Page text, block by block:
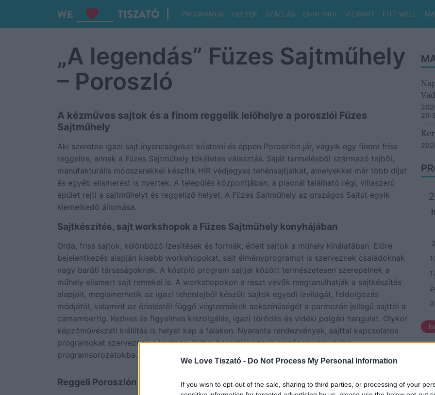
We Love Tiszató - Do Not Process My Personal Information
If you wish to opt-out of the sale, sharing to third parties, or processing of your
PROGRAMOK HELYEK SZÁLLÁS ENNI-INNI VIZ/PART FITT-WELL
„A legendás” Füzes Sajtműhely
– Poroszló
A kézműves sajtok és a finom reggelik lelőhelye a poroszlói Füzes
Sajtműhely
Aki szeretne igazi sajt ínyencségeket kóstolni és éppen Poroszlón jár, vágyik egy finom friss
reggelire, annak a Füzes Sajtműhely tökéletes választás. Saját termelésből származó tejből,
manufakturális módszerekkel készítik HÍR védjegyes tehénsajtjaikat, amelyekkel már több díjat
és egyéb elismerést is nyertek. A település központjában, a piacnál található régi, villaszerű
épület rejti a sajtműhelyt és reggeliző helyet. A Füzes Sajtműhely az országos Sajtút egyik
kiemelkedő állomása.
Sajtkészítés, sajt workshopok a Füzes Sajtműhely konyhájában
Orda, friss sajtok, különböző ízesítések és formák, érlelt sajtok a műhely kínálatában. Előre
bejelentkezés alapján kisebb workshopokat, sajt élményprogramot is szerveznek családoknak
vagy baráti társaságoknak. A kóstoló program sajtjai között természetesen szerepelnek a
műhely elismert sajt remekei is. A workshopokon a részt vevők megtanulhatják a sajtkészítés
alapjait, megismerhetik az igazi tehéntejből készült sajtok egyedi ízvilágát, feldolgozás
módjától, valamint az érleléstől függő végtermékek sokszínűségét a parmezán jellegű sajttól a
camambertig. Kedves és figyelmes kiszolgálás, igazi törődés és vidéki polgári hangulat. Olykor
képzőművészeti kiállítás is helyet kap a falakon. Nyaranta rendezvények, sajttal kapcsolatos
programokat szerveznek a kertben, ileltve becsatlakoznak országos vagy helyi
programsorozatokba.
Reggeli Poroszlón a Füzes Sajtműhelyben
h
3